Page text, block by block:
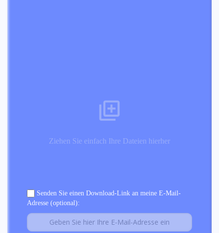
Ziehen Sie einfach Ihre Dateien hierher
Senden Sie einen Download-Link an meine E-Mail-
Adresse (optional):